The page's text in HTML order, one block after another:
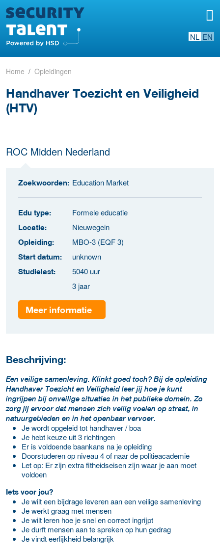
NL EN
Home Opleidingen
Handhaver Toezicht en Veiligheid
(HTV)
ROC Midden Nederland
Zoekwoorden: Education Market
Edu type: Formele educatie
Locatie: Nieuwegein
Opleiding: MBO-3 (EQF 3)
Start datum: unknown
Studielast:
5040 uur
3 jaar
Meer informatie
Beschrijving:
Een veilige samenleving. Klinkt goed toch? Bij de opleiding
Handhaver Toezicht en Veiligheid leer jij hoe je kunt
ingrijpen bij onveilige situaties in het publieke domein. Zo
zorg jij ervoor dat mensen zich veilig voelen op straat, in
natuurgebieden en in het openbaar vervoer.
Je wordt opgeleid tot handhaver / boa
Je hebt keuze uit 3 richtingen
Er is voldoende baankans na je opleiding
Doorstuderen op niveau 4 of naar de politieacademie
Let op: Er zijn extra fitheidseisen zijn waar je aan moet
voldoen
Iets voor jou?
Je wilt een bijdrage leveren aan een veilige samenleving
Je werkt graag met mensen
Je wilt leren hoe je snel en correct ingrijpt
Je durft mensen aan te spreken op hun gedrag
Je vindt eerlijkheid belangrijk